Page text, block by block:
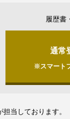
履歴書
通常
※スマート
当しております。